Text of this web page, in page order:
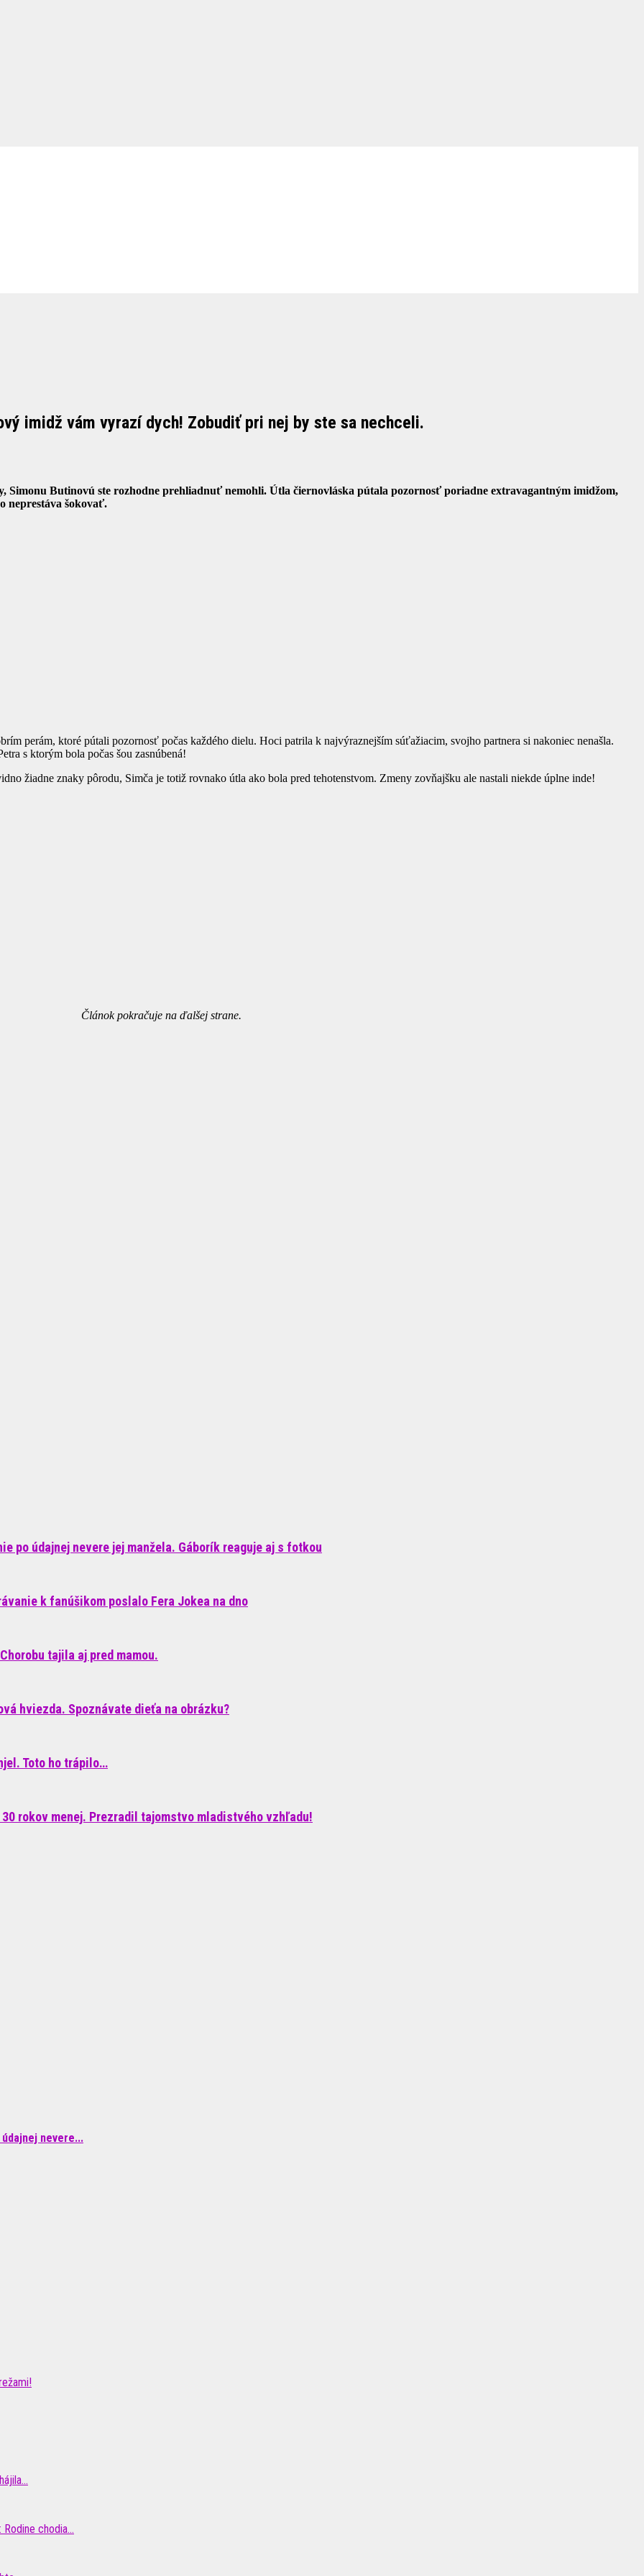
imidž vám vyrazí dych! Zobudiť pri nej by ste sa nechceli.
Simonu Butinovú ste rozhodne prehliadnuť nemohli. Útla čiernovláska pútala pozornosť poriadne extravagantným imidžom,
neprestáva šokovať.
perám, ktoré pútali pozornosť počas každého dielu. Hoci patrila k najvýraznejším súťažiacim, svojho partnera si nakoniec nenašla.
s ktorým bola počas šou zasnúbená!
žiadne znaky pôrodu, Simča je totiž rovnako útla ako bola pred tehotenstvom. Zmeny zovňajšku ale nastali niekde úplne inde!
Článok pokračuje na ďalšej strane.
po údajnej nevere jej manžela. Gáborík reaguje aj s fotkou
k fanúšikom poslalo Fera Jokea na dno
tajila aj pred mamou.
hviezda. Spoznávate dieťa na obrázku?
Toto ho trápilo…
rokov menej. Prezradil tajomstvo mladistvého vzhľadu!
nevere...
chodia...